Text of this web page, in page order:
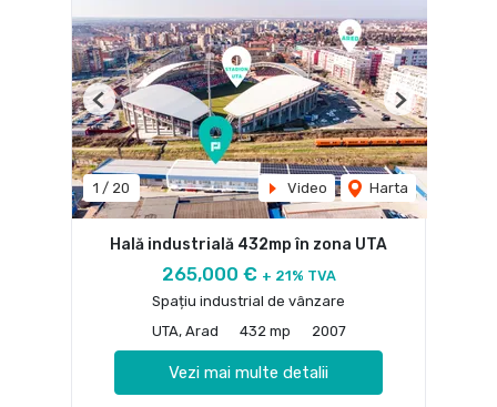
1 / 20 Video Harta
Previous Next
Hală industrială 432mp în zona UTA
265,000 € + 21% TVA
Spațiu industrial de vânzare
UTA, Arad
432 mp 2007
Vezi mai multe detalii